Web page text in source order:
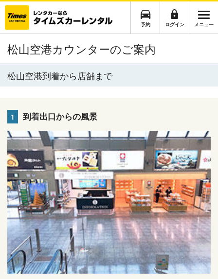
予約 ログイン メニュー
松山空港カウンターのご案内
松山空港到着から店舗まで
1 到着出口からの風景